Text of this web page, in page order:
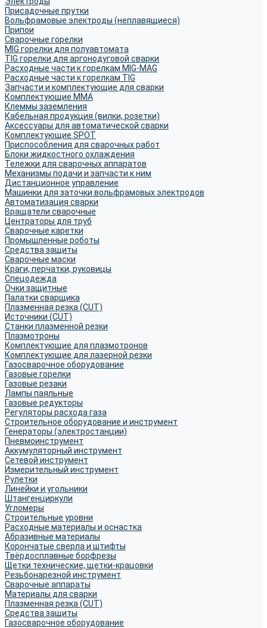
Присадочные прутки
Вольфрамовые электроды (неплавящиеся)
Припои
Сварочные горелки
MIG горелки для полуавтомата
TIG горелки для аргонодуговой сварки
Расходные части к горелкам MIG-MAG
Расходные части к горелкам TIG
Запчасти и комплектующие для сварки
Комплектующие ММА
Клеммы заземления
Кабельная продукция (вилки, розетки)
Аксессуары для автоматической сварки
Комплектующие SPOT
Приспособления для сварочных работ
Блоки жидкостного охлаждения
Тележки для сварочных аппаратов
Механизмы подачи и запчасти к ним
Дистанционное управление
Машинки для заточки вольфрамовых электродов
Автоматизация сварки
Вращатели сварочные
Центраторы для труб
Сварочные каретки
Промышленные роботы
Средства защиты
Сварочные маски
Краги, перчатки, руковицы
Спецодежда
Очки защитные
Палатки сварщика
Плазменная резка (CUT)
Источники (CUT)
Станки плазменной резки
Плазмотроны
Комплектующие для плазмотронов
Комплектующие для лазерной резки
Газосварочное оборудование
Газовые горелки
Газовые резаки
Лампы паяльные
Газовые редукторы
Регуляторы расхода газа
Строительное оборудование и инструмент
Генераторы (электростанции)
Пневмоинструмент
Аккумуляторный инструмент
Сетевой инструмент
Измерительный инструмент
Рулетки
Линейки и угольники
Штангенциркули
Угломеры
Строительные уровни
Расходные материалы и оснастка
Абразивные материалы
Корончатые сверла и штифты
Твёрдосплавные борфрезы
Щетки технические, щетки-крацовки
Резьбонарезной инструмент
Сварочные аппараты
Материалы для сварки
Плазменная резка (CUT)
Средства защиты
Газосварочное оборудование